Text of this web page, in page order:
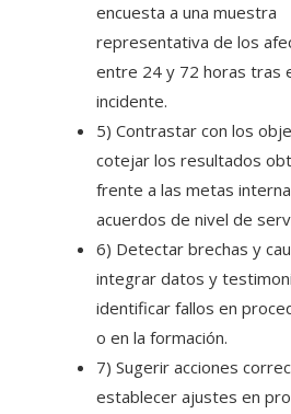
encuesta a una muestra
representativa de los
entre 24 y 72 horas tras
incidente.
5) Contrastar con los
cotejar los resultados
frente a las metas
acuerdos de nivel de
6) Detectar brechas y
integrar datos y
identificar fallos en
o en la formación.
7) Sugerir acciones
establecer ajustes en